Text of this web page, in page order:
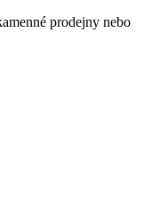
prodejny nebo